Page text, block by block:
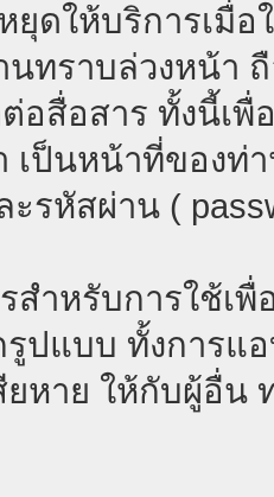
ยุดให้บริการเมื่
ทราบล่วงหน้า
อสื่อสาร ทั้งนี้เพื่
เป็นหน้าที่ของท่
ะรหัสผ่าน (
สำหรับการใช้เ
ปแบบ ทั้งการแ
หาย ให้กับผู้อื่น